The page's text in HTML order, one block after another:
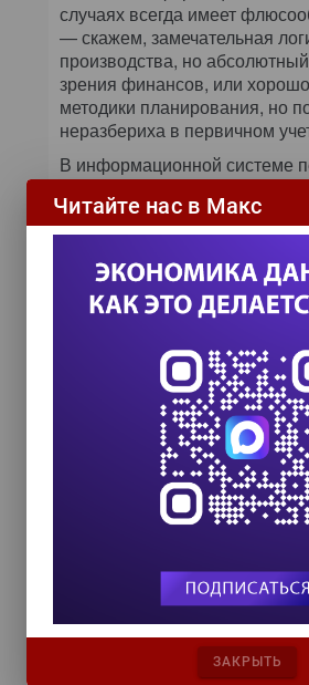
случаях всегда имеет
— скажем, замечательная
производства, но
зрения финансов, или
методики планирования, но
неразбериха в первичном
В информационной системе
сочетаются интересы всех
компании. Потоварный расчет
маржинальной прибыли в
неотъемлем от складского
пересекаются интересы и
склада, и менеджеров по
экономистов, а
является фокусом этих
Специфика программ
того, построен ли бизнес
вторичных продажах или
продажах, — и это тоже
компетентности ИТ-
автоматизации
внутренних порталах неявно
отчетности, этические нормы и
возвратом инвестиций
основных функций
Читайте нас в Макс
ЗАКРЫТЬ